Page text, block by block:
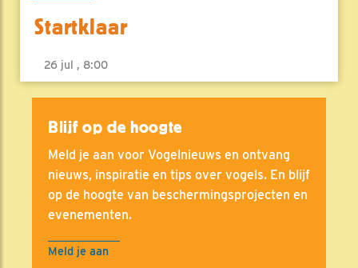
Startklaar
26 jul , 8:00
Blijf op de hoogte
Meld je aan voor Vogelnieuws en ontvang
nieuws, inspiratie en tips over vogels. En blijf
op de hoogte van beschermingsprojecten en
evenementen.
Meld je aan